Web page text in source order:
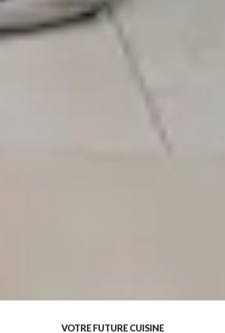
VOTRE FUTURE CUISINE